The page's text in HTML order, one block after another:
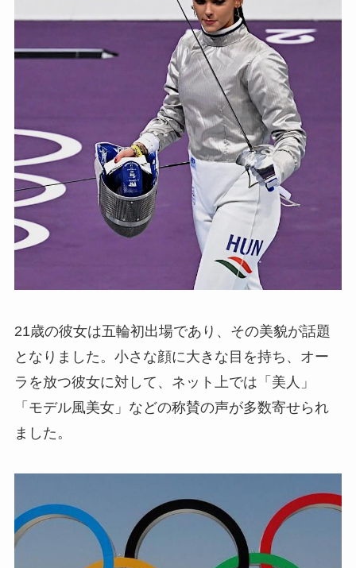
21歳の彼女は五輪初出場であり、その美貌が話題
となりました。小さな顔に大きな目を持ち、オー
ラを放つ彼女に対して、ネット上では「美人」
「モデル風美女」などの称賛の声が多数寄せられ
ました。